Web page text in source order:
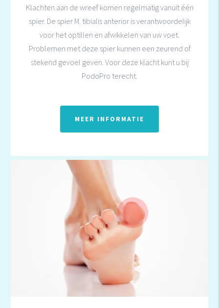
Klachten aan de wreef komen regelmatig vanuit één
spier. De spier M. tibialis anterior is verantwoordelijk
voor het optillen en afwikkelen van uw voet.
Problemen met deze spier kunnen een zeurend of
stekend gevoel geven. Voor deze klacht kunt u bij
PodoPro terecht.
MEER INFORMATIE